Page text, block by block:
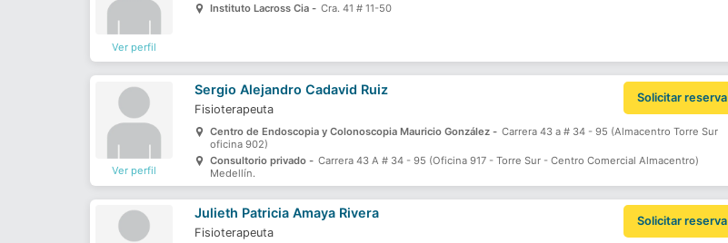
Ver perfil
Instituto Lacross Cia - Cra. 41 # 11-50
Ver perfil
Sergio Alejandro Cadavid Ruiz
Solicitar reserva
Fisioterapeuta
Centro de Endoscopia y Colonoscopia Mauricio González - Carrera 43 a # 34 - 95 (Almacentro Torre Sur
oficina 902)
Consultorio privado - Carrera 43 A # 34 - 95 (Oficina 917 - Torre Sur - Centro Comercial Almacentro)
Medellín.
Julieth Patricia Amaya Rivera
Solicitar reserva
Fisioterapeuta